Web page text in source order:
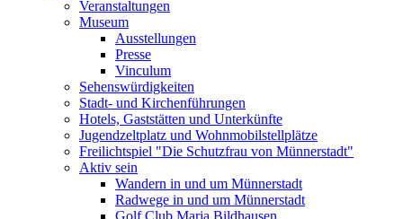
Veranstaltungen
Museum
Ausstellungen
Presse
Vinculum
Sehenswürdigkeiten
Stadt- und Kirchenführungen
Hotels, Gaststätten und Unterkünfte
Jugendzeltplatz und Wohnmobilstellplätze
Freilichtspiel "Die Schutzfrau von Münnerstadt"
Aktiv sein
Wandern in und um Münnerstadt
Radwege in und um Münnerstadt
Golf Club Maria Bildhausen